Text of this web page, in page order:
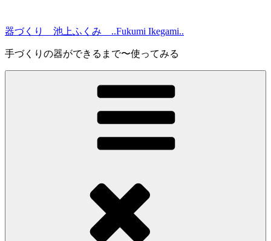
テ
ン
ツ
へ
器づくり 池上ふくみ ..Fukumi Ikegami..
手づくりの器ができるまで〜使ってみる